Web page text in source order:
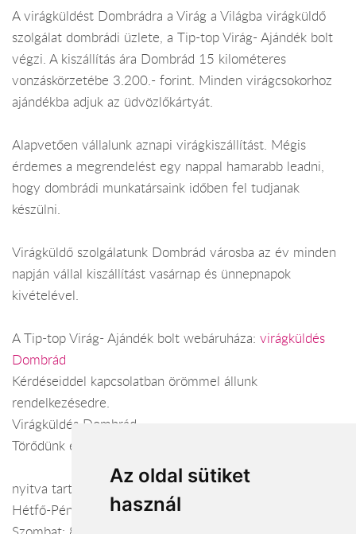
Az oldal sütiket
használ
A virágküldést Dombrádra a Virág a Világba virágküldő
szolgálat dombrádi üzlete, a Tip-top Virág- Ajándék bolt
végzi. A kiszállítás ára Dombrád 15 kilométeres
vonzáskörzetébe 3.200.- forint. Minden virágcsokorhoz
ajándékba adjuk az üdvözlőkártyát.
Alapvetően vállalunk aznapi virágkiszállítást. Mégis
érdemes a megrendelést egy nappal hamarabb leadni,
hogy dombrádi munkatársaink időben fel tudjanak
készülni.
Virágküldő szolgálatunk Dombrád városba az év minden
napján vállal kiszállítást vasárnap és ünnepnapok
kivételével.
A Tip-top Virág- Ajándék bolt webáruháza: virágküldés
Dombrád
Kérdéseiddel kapcsolatban örömmel állunk
rendelkezésedre.
Virágküldés Dombrád
Törődünk egymással
nyitva tartás:
Hétfő-Péntek: 7:30-17:00